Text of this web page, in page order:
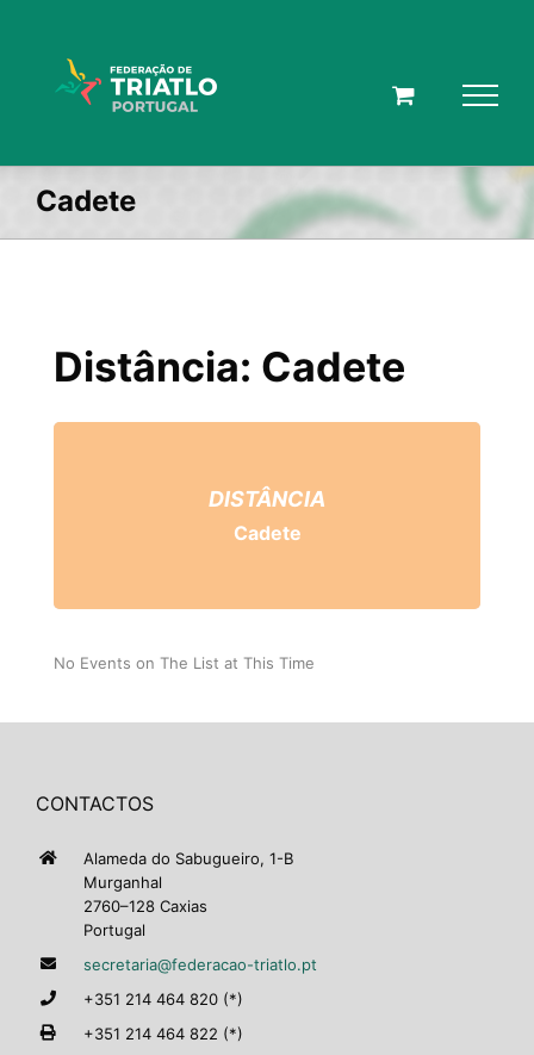
Cadete
Distância: Cadete
DISTÂNCIA
Cadete
No Events on The List at This Time
CONTACTOS
Alameda do Sabugueiro, 1-B
Murganhal
2760–128 Caxias
Portugal
secretaria@federacao-triatlo.pt
+351 214 464 820 (*)
+351 214 464 822 (*)